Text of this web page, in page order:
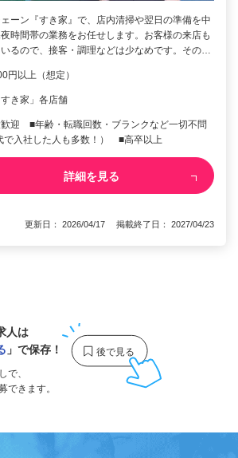
ーン『すき家』で、店内清掃や翌日の準備を中
時間帯の業務をお任せします。お客様の来店も
るので、接客・調理などは少なめです。その…
円以上（想定）
き家」各店舗
迎 ■年齢・転職回数・ブランクなど一切不問
で入社した人も多数！） ■高卒以上
詳細を見る
更新日： 2026/04/17 掲載終了日： 2027/04/23
人は
」で保存！
で、
できます。